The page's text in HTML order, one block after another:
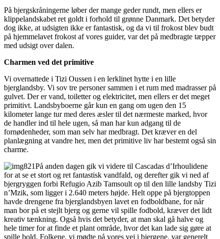
På bjergskråningerne løber der mange geder rundt, men ellers er
klippelandskabet ret goldt i forhold til grønne Danmark. Det betyder
dog ikke, at udsigten ikke er fantastisk, og da vi til frokost blev budt
på hjemmelavet frokost af vores guider, var det på medbragte tæpper
med udsigt over dalen.
Charmen ved det primitive
Vi overnattede i Tizi Oussen i en lerklinet hytte i en lille
bjerglandsby. Vi sov tre personer sammen i et rum med madrasser på
gulvet. Der er vand, toiletter og elektricitet, men ellers er det meget
primitivt. Landsbyboerne går kun en gang om ugen den 15
kilometer lange tur med deres æsler til det nærmeste marked, hvor
de handler ind til hele ugen, så man har kun adgang til de
fornødenheder, som man selv har medbragt. Det kræver en del
planlægning at vandre her, men det primitive liv har bestemt også sin
charme.
På anden dagen gik vi videre til Cascadas d’Irhoulidene
for at se et stort og ret fantastisk vandfald, og derefter gik vi ned af
bjergryggen forbi Refugio Azib Tamsoult op til den lille landsby Tizi
n’Mzik, som ligger i 2.640 meters højde. Helt oppe på bjergtoppen
havde drengene fra bjerglandsbyen lavet en fodboldbane, for når
man bor på et stejlt bjerg og gerne vil spille fodbold, kræver det lidt
kreativ tænkning. Også hvis det betyder, at man skal gå halve og
hele timer for at finde et plant område, hvor det kan lade sig gøre at
spille bold. Folkene, vi mødte på vores vej i bjergene, var generelt